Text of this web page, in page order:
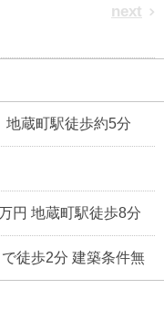
next
地蔵町駅徒歩約5分
円 地蔵町駅徒歩8分
徒歩2分 建築条件無